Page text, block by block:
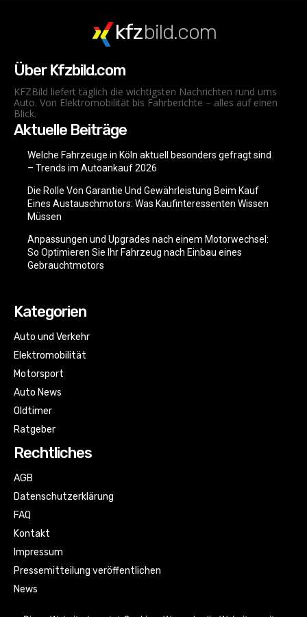
kfzbild.com
Über Kfzbild.com
KFZBild liefert täglich die wichtigsten Nachrichten rund ums
Auto. Von Elektromobilität bis Fahrberichte – alles auf einen
Blick.
Aktuelle Beiträge
Welche Fahrzeuge in Köln aktuell besonders gefragt sind
– Trends im Autoankauf 2026
Die Rolle Von Garantie Und Gewährleistung Beim Kauf
Eines Austauschmotors: Was Kaufinteressenten Wissen
Müssen
Anpassungen und Upgrades nach einem Motorwechsel:
So Optimieren Sie Ihr Fahrzeug nach Einbau eines
Gebrauchtmotors
Kategorien
Auto und Verkehr
Elektromobilität
Motorsport
Auto News
Oldtimer
Ratgeber
Rechtliches
AGB
Datenschutzerklärung
FAQ
Kontakt
Impressum
Pressemitteilung veröffentlichen
News